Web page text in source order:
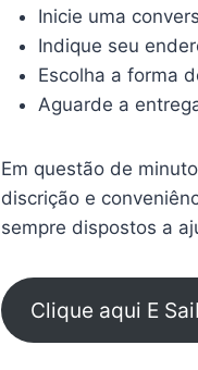
Inicie uma
Indique seu
Escolha a forma
Aguarde a
Em questão de
discrição e
sempre dispostos a
Clique aqui E